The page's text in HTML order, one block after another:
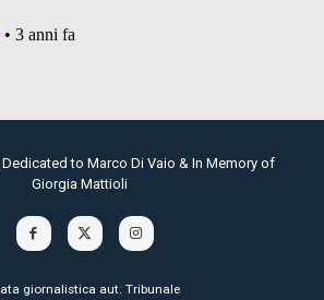
to Marco Di Vaio & In Memory of
Giorgia Mattioli
giornalistica aut. Tribunale